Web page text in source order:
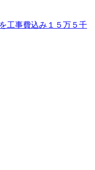
工事費込み１５万５千